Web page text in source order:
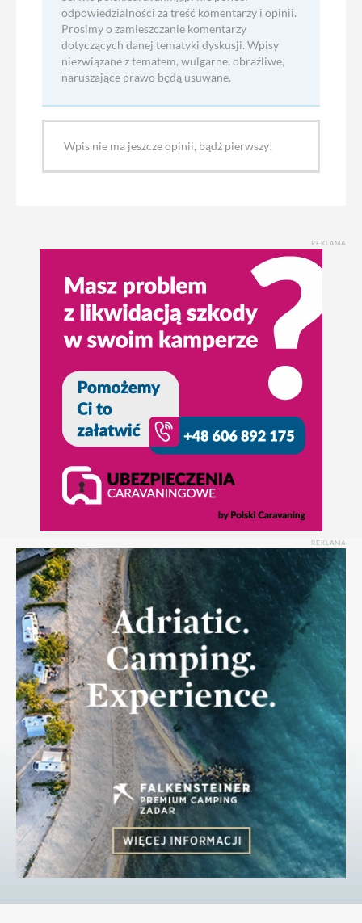
odpowiedzialności za treść komentarzy i opinii.
Prosimy o zamieszczanie komentarzy
dotyczących danej tematyki dyskusji. Wpisy
niezwiązane z tematem, wulgarne, obraźliwe,
naruszające prawo będą usuwane.
Wpis nie ma jeszcze opinii, bądź pierwszy!
REKLAMA
REKLAMA